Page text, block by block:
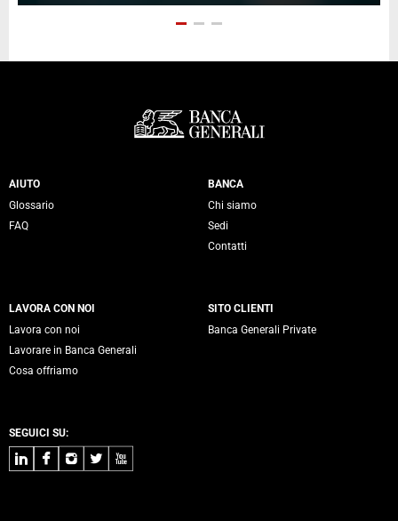
Servizi Banca Generali
AIUTO
Glossario
FAQ
BANCA
Chi siamo
Sedi
Contatti
LAVORA CON NOI
Lavora con noi
Lavorare in Banca Generali
Cosa offriamo
SITO CLIENTI
Banca Generali Private
SEGUICI SU:
LinkedInFacebook
Instagram
TwitterYoutube